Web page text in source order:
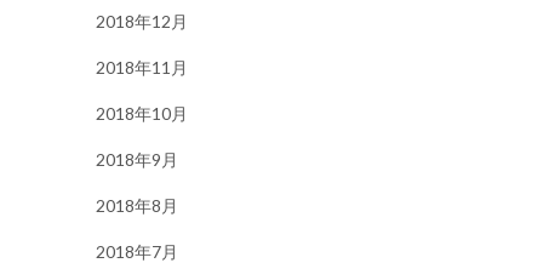
2018年12月
2018年11月
2018年10月
2018年9月
2018年8月
2018年7月